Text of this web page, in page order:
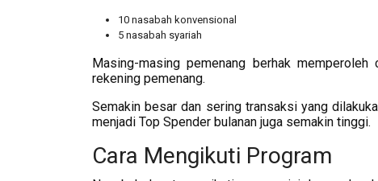
10 nasabah konvensional
5 nasabah syariah
Masing-masing pemenang berhak
rekening pemenang.
Semakin besar dan sering transaksi yang
menjadi Top Spender bulanan juga semakin tinggi.
Cara Mengikuti Program